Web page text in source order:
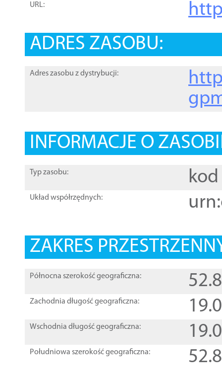
URL:
ADRES ZASOBU:
Adres zasobu z dystrybucji:
INFORMACJE O
Typ zasobu: kod
Układ współrzędnych:
ZAKRES
Północna szerokość geograficzna:
Zachodnia długość geograficzna:
Wschodnia długość geograficzna:
Południowa szerokość geograficzna: